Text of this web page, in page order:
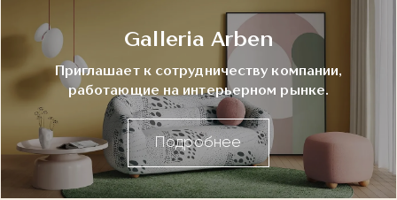
Galleria Arben
Приглашает к сотрудничеству компании,
работающие на интерьерном рынке.
Подробнее